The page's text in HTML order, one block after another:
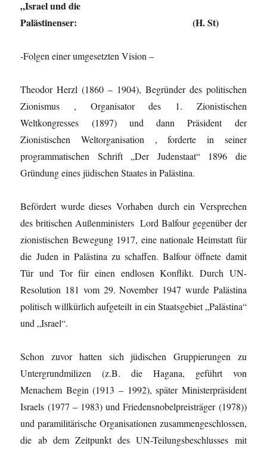
„Israel und die
Palästinenser: (H. St)
-Folgen einer umgesetzten Vision –
Theodor Herzl (1860 – 1904), Begründer des politischen
Zionismus , Organisator des 1. Zionistischen
Weltkongresses (1897) und dann Präsident der
Zionistischen Weltorganisation , forderte in seiner
programmatischen Schrift „Der Judenstaat“ 1896 die
Gründung eines jüdischen Staates in Palästina.
Befördert wurde dieses Vorhaben durch ein Versprechen
des britischen Außenministers Lord Balfour gegenüber der
zionistischen Bewegung 1917, eine nationale Heimstatt für
die Juden in Palästina zu schaffen. Balfour öffnete damit
Tür und Tor für einen endlosen Konflikt. Durch UN-
Resolution 181 vom 29. November 1947 wurde Palästina
politisch willkürlich aufgeteilt in ein Staatsgebiet „Palästina“
und „Israel“.
Schon zuvor hatten sich jüdischen Gruppierungen zu
Untergrundmilizen (z.B. die Hagana, geführt von
Menachem Begin (1913 – 1992), später Ministerpräsident
Israels (1977 – 1983) und Friedensnobelpreisträger (1978))
und paramilitärische Organisationen zusammengeschlossen,
die ab dem Zeitpunkt des UN-Teilungsbeschlusses mit